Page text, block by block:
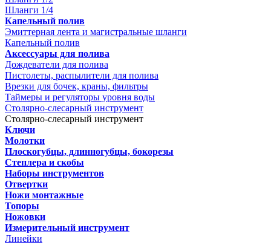
Шланги 1/4
Капельный полив
Эмиттерная лента и магистральные шланги
Капельный полив
Аксессуары для полива
Дождеватели для полива
Пистолеты, распылители для полива
Врезки для бочек, краны, фильтры
Таймеры и регуляторы уровня воды
Столярно-слесарный инструмент
Столярно-слесарный инструмент
Ключи
Молотки
Плоскогубцы, длинногубцы, бокорезы
Степлера и скобы
Наборы инструментов
Отвертки
Ножи монтажные
Топоры
Ножовки
Измерительный инструмент
Линейки